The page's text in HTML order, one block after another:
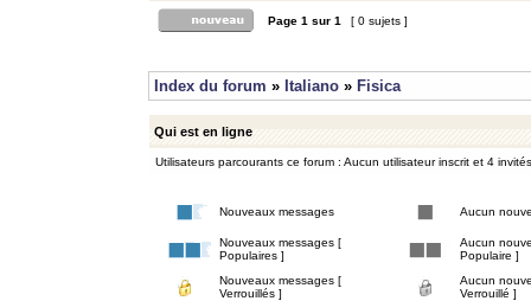
Page 1 sur 1 [ 0 sujets ]
Index du forum » Italiano » Fisica
Qui est en ligne
Utilisateurs parcourants ce forum : Aucun utilisateur inscrit et 4 invités
Nouveaux messages Aucun
Nouveaux messages [
Populaires ]
Aucun
Populaire ]
Nouveaux messages [
Verrouillés ]
Aucun
Verrouillé ]